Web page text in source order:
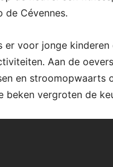
Cévennes.
er voor jonge
Aan de
en stroomopwaarts
beken vergroten de